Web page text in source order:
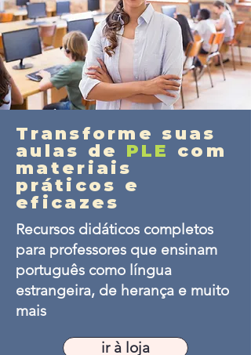
Transforme suas
aulas de PLE com
materiais
práticos e
eficazes
Recursos didáticos completos
para professores que ensinam
português como língua
estrangeira, de herança e muito
mais
ir à loja